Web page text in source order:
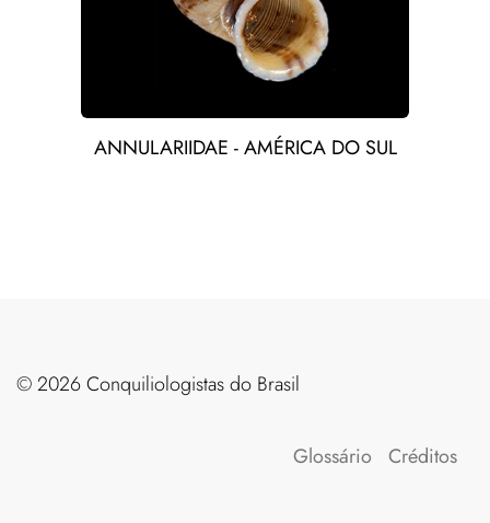
ANNULARIIDAE - AMÉRICA DO SUL
©️ 2026 Conquiliologistas do Brasil
Glossário Créditos